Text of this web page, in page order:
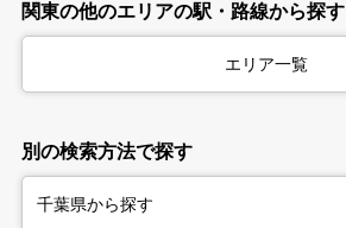
関東の他のエリアの駅・路線から探す
エリア一覧
別の検索方法で探す
千葉県から探す